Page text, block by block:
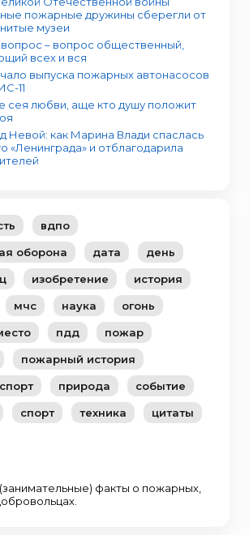
вдпо
оборона дата день
изобретение история
мчс наука огонь
пдд пожар
пожарный история
природа событие
спорт техника цитаты
факты о пожарных,
пожарные дружины сберегли от
музеи
– вопрос общественный,
всех и вся
выпуска пожарных автонасосов
11
сея любви, аще кто душу положит
Невой: как Марина Влади спаслась
«Ленинграда» и отблагодарила